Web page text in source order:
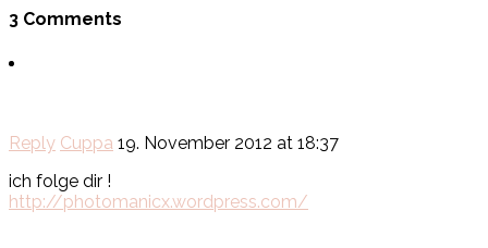
3 Comments
Reply Cuppa 19. November 2012 at 18:37
ich folge dir !
http://photomanicx.wordpress.com/